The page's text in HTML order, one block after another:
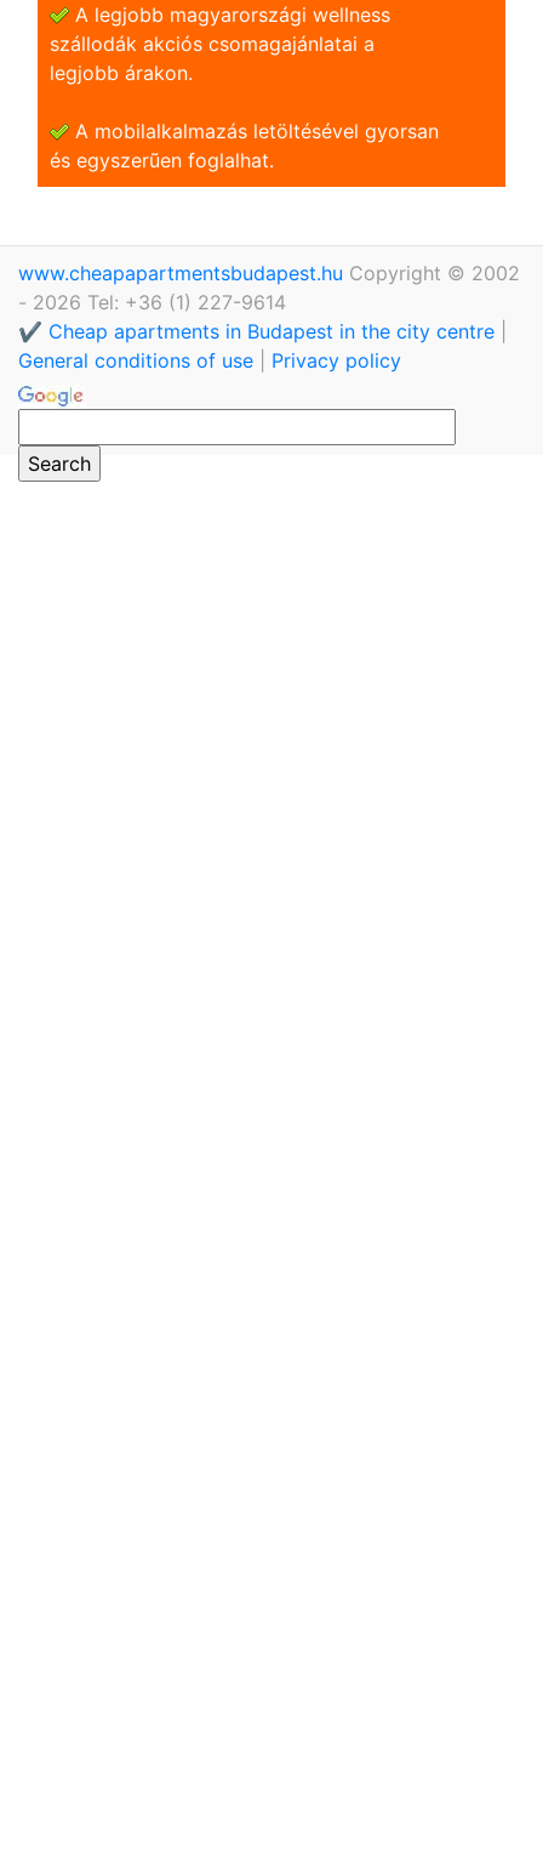
A legjobb magyarországi wellness
szállodák akciós csomagajánlatai a
legjobb árakon.
A mobilalkalmazás letöltésével gyorsan
és egyszerũen foglalhat.
www.cheapapartmentsbudapest.hu Copyright © 2002
- 2026 Tel: +36 (1) 227-9614
✔️ Cheap apartments in Budapest in the city centre
General conditions of use
Privacy policy